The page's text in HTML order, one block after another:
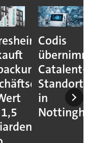
US-
als
Gefahr
für die